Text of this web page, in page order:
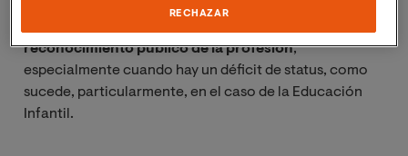
quienes ejercen esa determinada profesión. Y tienen
reconocimiento público de la profesión,
especialmente cuando hay un déficit de status, como
sucede, particularmente, en el caso de la Educación
Infantil.
RECHAZAR